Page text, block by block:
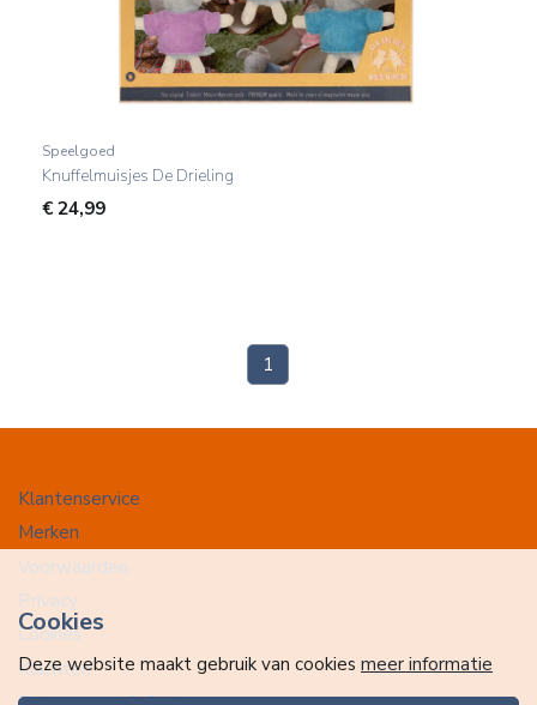
Speelgoed
Knuffelmuisjes De Drieling
€24,99
1
Klantenservice
Merken
Voorwaarden
Privacy
Cookies
Klachten
Cookies
Deze website maakt gebruik van cookies meer informatie